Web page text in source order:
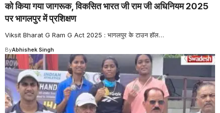
को किया गया जागरूक, विकसित भारत जी राम जी अधिनियम 2025
पर भागलपुर में प्रशिक्षण
Viksit Bharat G Ram G Act 2025 : भागलपुर के टाउन हॉल…
ByAbhishek Singh